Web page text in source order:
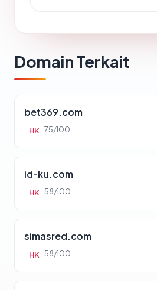
Domain Terkait
bet369.com
HK 75/100
id-ku.com
HK 58/100
simasred.com
HK 58/100